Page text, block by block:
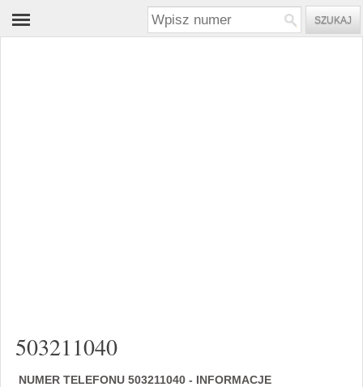
503211040
NUMER TELEFONU 503211040 - INFORMACJE